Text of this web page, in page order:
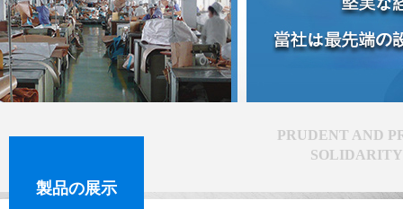
PRUDENT AND
製品の展示